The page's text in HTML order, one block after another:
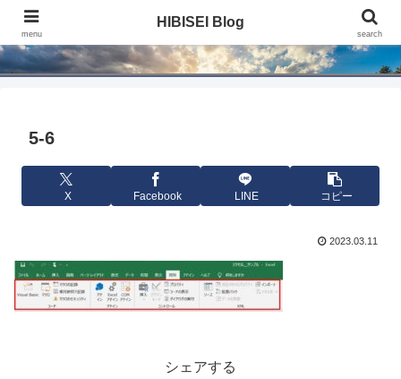
HIBISEI Blog
5-6
X Facebook LINE コピー
2023.03.11
シェアする
menu
HIBISEI Blog
search